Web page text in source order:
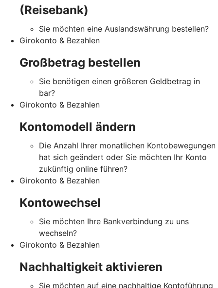
(Reisebank)
Sie möchten eine Auslandswährung bestellen?
Girokonto & Bezahlen
Großbetrag bestellen
Sie benötigen einen größeren Geldbetrag in
bar?
Girokonto & Bezahlen
Kontomodell ändern
Die Anzahl Ihrer monatlichen Kontobewegungen
hat sich geändert oder Sie möchten Ihr Konto
zukünftig online führen?
Girokonto & Bezahlen
Kontowechsel
Sie möchten Ihre Bankverbindung zu uns
wechseln?
Girokonto & Bezahlen
Nachhaltigkeit aktivieren
Sie möchten auf eine nachhaltige Kontoführung